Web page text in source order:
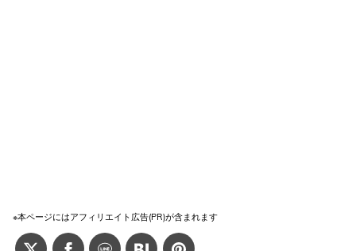
※本ページにはアフィリエイト広告(PR)が含まれます